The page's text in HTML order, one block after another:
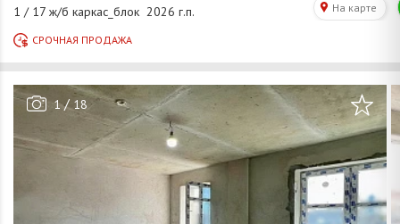
1/ 18